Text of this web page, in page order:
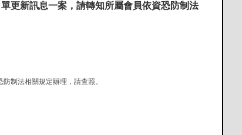
更新訊息一案，請轉知所屬會員依資恐防制法
制法相關規定辦理，請查照。